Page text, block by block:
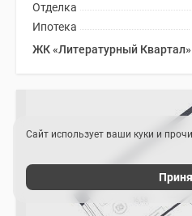
Отделка
Ипотека
ЖК «Литературный Квартал»
Сайт использует ваши куки и